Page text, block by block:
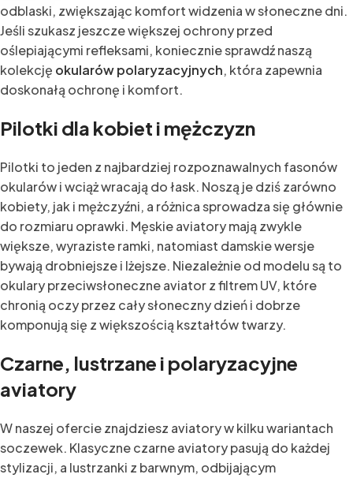
odblaski, zwiększając komfort widzenia w słoneczne dni.
Jeśli szukasz jeszcze większej ochrony przed
oślepiającymi refleksami, koniecznie sprawdź naszą
kolekcję okularów polaryzacyjnych, która zapewnia
doskonałą ochronę i komfort.
Pilotki dla kobiet i mężczyzn
Pilotki to jeden z najbardziej rozpoznawalnych fasonów
okularów i wciąż wracają do łask. Noszą je dziś zarówno
kobiety, jak i mężczyźni, a różnica sprowadza się głównie
do rozmiaru oprawki. Męskie aviatory mają zwykle
większe, wyraziste ramki, natomiast damskie wersje
bywają drobniejsze i lżejsze. Niezależnie od modelu są to
okulary przeciwsłoneczne aviator z filtrem UV, które
chronią oczy przez cały słoneczny dzień i dobrze
komponują się z większością kształtów twarzy.
Czarne, lustrzane i polaryzacyjne
aviatory
W naszej ofercie znajdziesz aviatory w kilku wariantach
soczewek. Klasyczne czarne aviatory pasują do każdej
stylizacji, a lustrzanki z barwnym, odbijającym